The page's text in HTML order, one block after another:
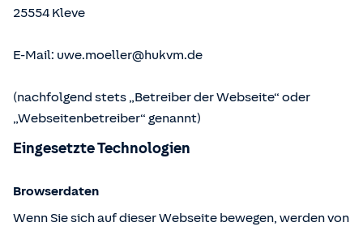
25554 Kleve
E-Mail: uwe.moeller@hukvm.de
(nachfolgend stets „Betreiber der Webseite“ oder
„Webseitenbetreiber“ genannt)
Eingesetzte Technologien
Browserdaten
Wenn Sie sich auf dieser Webseite bewegen, werden von